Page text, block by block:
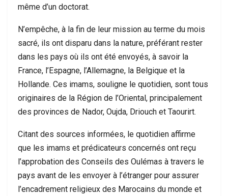
même d’un doctorat.
N’empêche, à la fin de leur mission au terme du mois
sacré, ils ont disparu dans la nature, préférant rester
dans les pays où ils ont été envoyés, à savoir la
France, l’Espagne, l’Allemagne, la Belgique et la
Hollande. Ces imams, souligne le quotidien, sont tous
originaires de la Région de l’Oriental, principalement
des provinces de Nador, Oujda, Driouch et Taourirt.
Citant des sources informées, le quotidien affirme
que les imams et prédicateurs concernés ont reçu
l’approbation des Conseils des Oulémas à travers le
pays avant de les envoyer à l’étranger pour assurer
l’encadrement religieux des Marocains du monde et